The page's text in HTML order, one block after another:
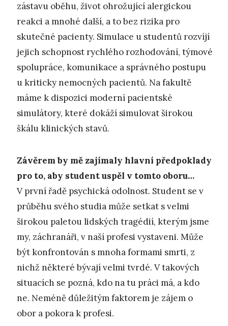
zástavu oběhu, život ohrožující alergickou
reakci a mnohé další, a to bez rizika pro
skutečné pacienty. Simulace u studentů rozvíjí
jejich schopnost rychlého rozhodování, týmové
spolupráce, komunikace a správného postupu
u kriticky nemocných pacientů. Na fakultě
máme k dispozici moderní pacientské
simulátory, které dokáží simulovat širokou
škálu klinických stavů.
Závěrem by mě zajímaly hlavní předpoklady
pro to, aby student uspěl v tomto oboru…
V první řadě psychická odolnost. Student se v
průběhu svého studia může setkat s velmi
širokou paletou lidských tragédií, kterým jsme
my, záchranáři, v naší profesi vystaveni. Může
být konfrontován s mnoha formami smrti, z
nichž některé bývají velmi tvrdé. V takových
situacích se pozná, kdo na tu práci má, a kdo
ne. Neméně důležitým faktorem je zájem o
obor a pokora k profesi.